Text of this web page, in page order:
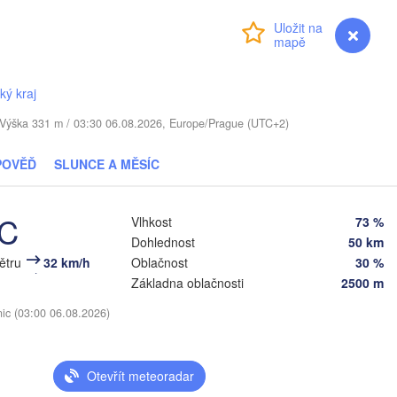
myVentusky Předpověď
kraj
331 m / 03:30 06.08.2026, Europe/Prague (UTC+2)
SLUNCE A MĚSÍC
32 km/h
Vlhkost
73 %
Dohlednost
50 km
Oblačnost
30 %
Základna oblačnosti
2500 m
(03:00 06.08.2026)
Otevřít meteoradar
(Minsk)
Vilnius
Бабруйск
(Babrujsk)
(Baranavičy)
Пінск
Салігорск
(Salihorsk)
(Viciebsk)
BĚLORUSKO